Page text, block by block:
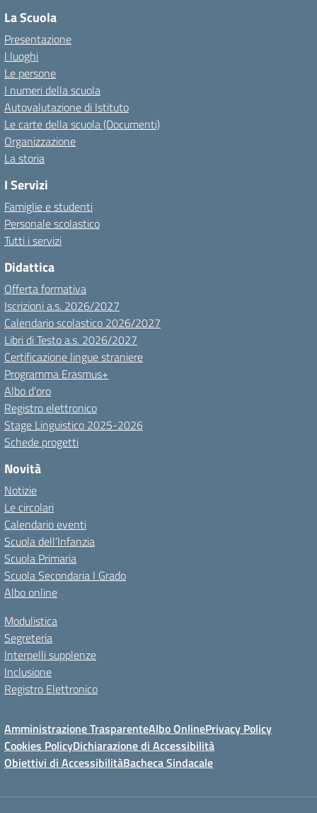
La Scuola
Presentazione
I luoghi
Le persone
I numeri della scuola
Autovalutazione di Istituto
Le carte della scuola (Documenti)
Organizzazione
La storia
I Servizi
Famiglie e studenti
Personale scolastico
Tutti i servizi
Didattica
Offerta formativa
Iscrizioni a.s. 2026/2027
Calendario scolastico 2026/2027
Libri di Testo a.s. 2026/2027
Certificazione lingue straniere
Programma Erasmus+
Albo d’oro
Registro elettronico
Stage Linguistico 2025-2026
Schede progetti
Novità
Notizie
Le circolari
Calendario eventi
Scuola dell’Infanzia
Scuola Primaria
Scuola Secondaria I Grado
Albo online
Modulistica
Segreteria
Interpelli supplenze
Inclusione
Registro Elettronico
Amministrazione TrasparenteAlbo OnlinePrivacy Policy
Cookies PolicyDichiarazione di Accessibilità
Obiettivi di AccessibilitàBacheca Sindacale